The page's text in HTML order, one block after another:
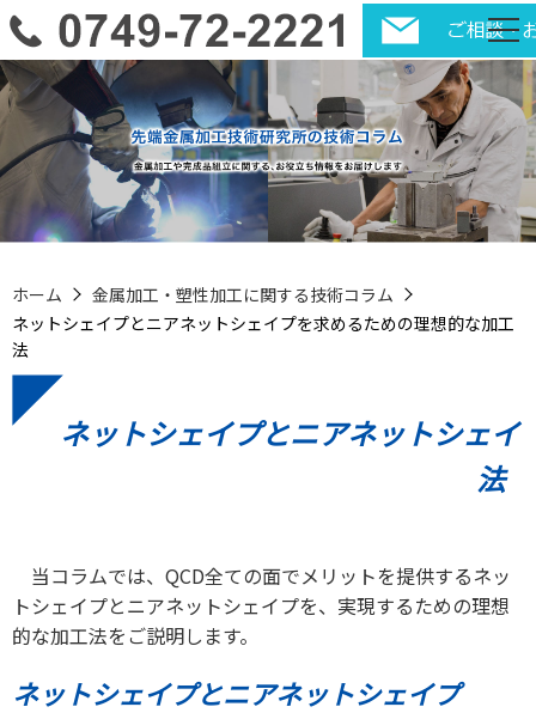
ホーム
金属加工・塑性加工に関する技術コラム
ネットシェイプとニアネットシェイプを求めるための理想的な加工
法
ネットシェイプとニアネットシェ
法
当コラムでは、QCD全ての面でメリットを提供するネッ
トシェイプとニアネットシェイプを、実現するための理想
的な加工法をご説明します。
ネットシェイプとニアネットシェイプ